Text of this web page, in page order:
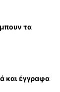
τα
και έγγραφα